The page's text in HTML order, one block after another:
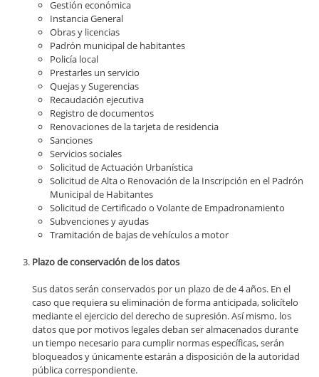
Gestión económica
Instancia General
Obras y licencias
Padrón municipal de habitantes
Policía local
Prestarles un servicio
Quejas y Sugerencias
Recaudación ejecutiva
Registro de documentos
Renovaciones de la tarjeta de residencia
Sanciones
Servicios sociales
Solicitud de Actuación Urbanística
Solicitud de Alta o Renovación de la Inscripción en el Padrón
Municipal de Habitantes
Solicitud de Certificado o Volante de Empadronamiento
Subvenciones y ayudas
Tramitación de bajas de vehículos a motor
Plazo de conservación de los datos
Sus datos serán conservados por un plazo de de 4 años. En el
caso que requiera su eliminación de forma anticipada, solicítelo
mediante el ejercicio del derecho de supresión. Así mismo, los
datos que por motivos legales deban ser almacenados durante
un tiempo necesario para cumplir normas específicas, serán
bloqueados y únicamente estarán a disposición de la autoridad
pública correspondiente.